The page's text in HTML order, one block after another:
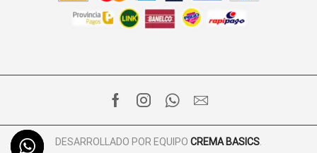
FACEBOOK
INSTAGRAM
WHATSAPP
EMAIL
DESARROLLADO POR EQUIPO CREMA BASICS